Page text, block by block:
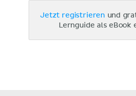
Jetzt registrieren und
Lernguide als eBook